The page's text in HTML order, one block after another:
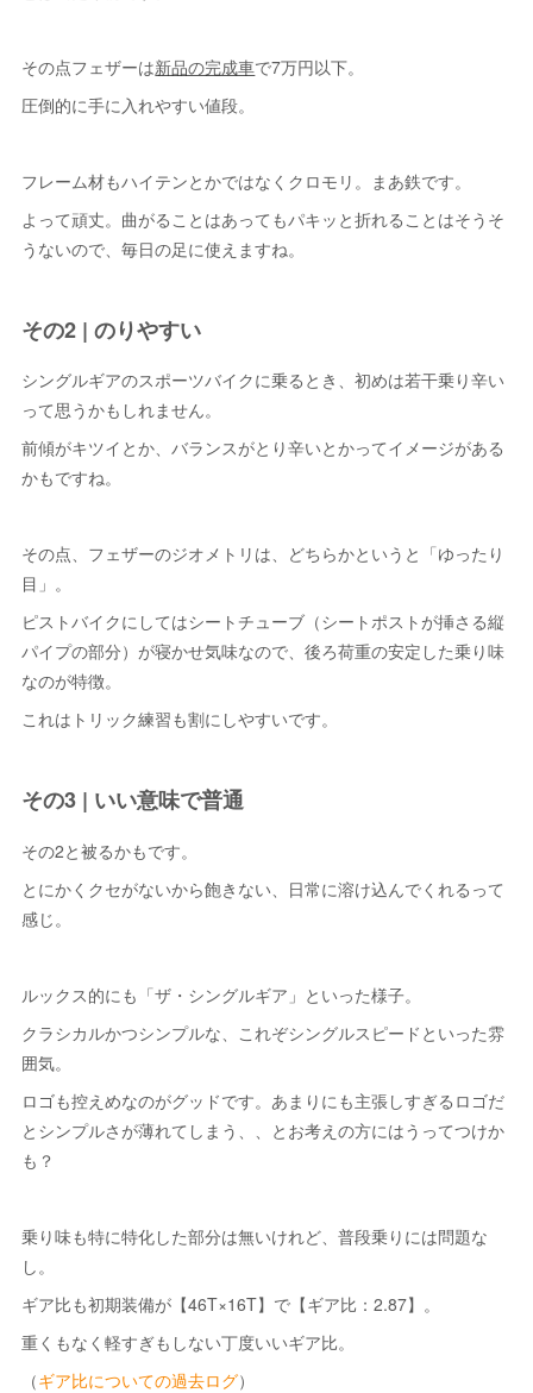
その点フェザーは新品の完成車で7万円以下。
圧倒的に手に入れやすい値段。
フレーム材もハイテンとかではなくクロモリ。まあ鉄です。
よって頑丈。曲がることはあってもパキッと折れることはそうそ
うないので、毎日の足に使えますね。
その2 | のりやすい
シングルギアのスポーツバイクに乗るとき、初めは若干乗り辛い
って思うかもしれません。
前傾がキツイとか、バランスがとり辛いとかってイメージがある
かもですね。
その点、フェザーのジオメトリは、どちらかというと「ゆったり
目」。
ピストバイクにしてはシートチューブ（シートポストが挿さる縦
パイプの部分）が寝かせ気味なので、後ろ荷重の安定した乗り味
なのが特徴。
これはトリック練習も割にしやすいです。
その3 | いい意味で普通
その2と被るかもです。
とにかくクセがないから飽きない、日常に溶け込んでくれるって
感じ。
ルックス的にも「ザ・シングルギア」といった様子。
クラシカルかつシンプルな、これぞシングルスピードといった雰
囲気。
ロゴも控えめなのがグッドです。あまりにも主張しすぎるロゴだ
とシンプルさが薄れてしまう、、とお考えの方にはうってつけか
も？
乗り味も特に特化した部分は無いけれど、普段乗りには問題な
し。
ギア比も初期装備が【46T×16T】で【ギア比：2.87】。
重くもなく軽すぎもしない丁度いいギア比。
（ギア比についての過去ログ）